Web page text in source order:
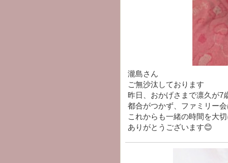
瀧島さん
ご無沙汰しております
昨日、おかげさまで凛久が7
都合がつかず、ファミリー
これからも一緒の時間を大
ありがとうございます😊